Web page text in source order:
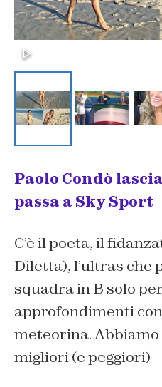
Paolo Condò
passa a Sky Sport
C’è il poeta, il
Diletta), l’ultras che
squadra in B solo
approfondimenti
meteorina.
migliori (e peggiori)